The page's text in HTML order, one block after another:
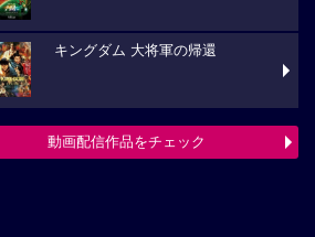
キングダム 大将軍の帰還
動画配信作品をチェック